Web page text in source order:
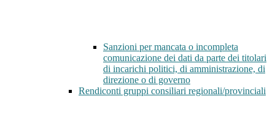
Sanzioni per mancata o incompleta
comunicazione dei dati da parte dei titolari
di incarichi politici, di amministrazione, di
direzione o di governo
Rendiconti gruppi consiliari regionali/provinciali